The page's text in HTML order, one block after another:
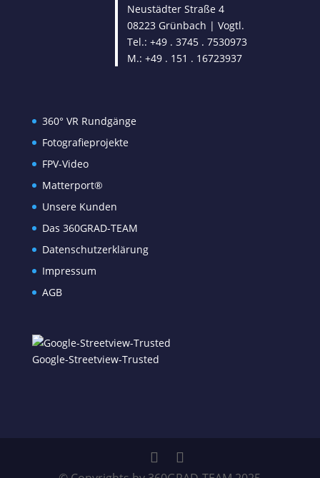
Neustädter Straße 4
08223 Grünbach | Vogtl.
Tel.: +49 . 3745 . 7530973
M.: +49 . 151 . 16723937
360° VR Rundgänge
Fotografieprojekte
FPV-Video
Matterport®
Unsere Kunden
Das 360GRAD-TEAM
Datenschutzerklärung
Impressum
AGB
Google-Streetview-Trusted